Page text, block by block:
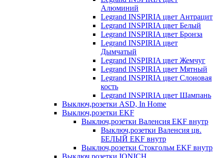
Алюминий
Legrand INSPIRIA цвет Антрацит
Legrand INSPIRIA цвет Белый
Legrand INSPIRIA цвет Бронза
Legrand INSPIRIA цвет
Дымчатый
Legrand INSPIRIA цвет Жемчуг
Legrand INSPIRIA цвет Мятный
Legrand INSPIRIA цвет Слоновая
кость
Legrand INSPIRIA цвет Шампань
Выключ,розетки ASD, In Home
Выключ,розетки EKF
Выключ,розетки Валенсия EKF внутр
Выключ,розетки Валенсия цв.
БЕЛЫЙ EKF внутр
Выключ,розетки Стокгольм EKF внутр